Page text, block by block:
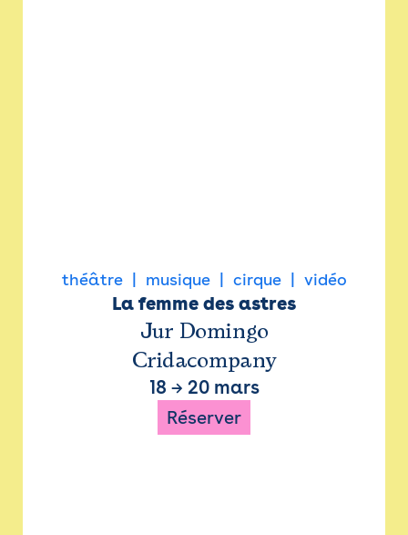
théâtre musique cirque vidéo
La femme des astres
Jur Domingo
Cridacompany
18 → 20 mars
Réserver